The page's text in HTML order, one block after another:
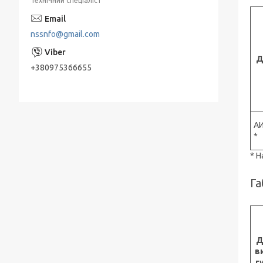
*
*
Д
Занурювальні насоси ЕЦВ
Живильні насоси ПЕ
типу для нафтопродуктів
nssnfo@gmail.com
+380975366655